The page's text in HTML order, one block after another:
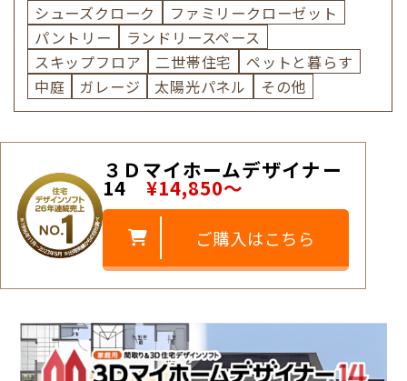
シューズクローク
ファミリークローゼット
パントリー
ランドリースペース
スキップフロア
二世帯住宅
ペットと暮らす
中庭
ガレージ 太陽光パネル その他
３Ｄマイホームデザイナー
14¥14,850～
ご購入はこちら